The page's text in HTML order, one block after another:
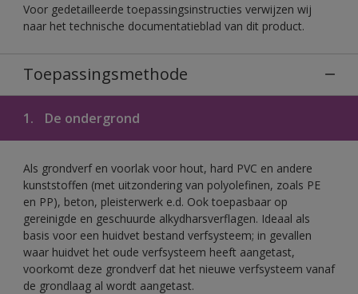
Voor gedetailleerde toepassingsinstructies verwijzen wij
naar het technische documentatieblad van dit product.
Toepassingsmethode
1. De ondergrond
Als grondverf en voorlak voor hout, hard PVC en andere
kunststoffen (met uitzondering van polyolefinen, zoals PE
en PP), beton, pleisterwerk e.d. Ook toepasbaar op
gereinigde en geschuurde alkydharsverflagen. Ideaal als
basis voor een huidvet bestand verfsysteem; in gevallen
waar huidvet het oude verfsysteem heeft aangetast,
voorkomt deze grondverf dat het nieuwe verfsysteem vanaf
de grondlaag al wordt aangetast.